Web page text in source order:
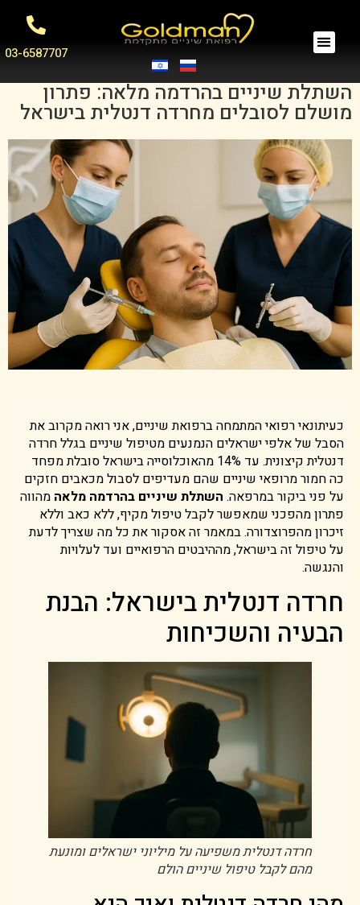
03-6587707
השתלת שיניים בהרדמה מלאה: פתרון
מושלם לסובלים מחרדה דנטלית בישראל
כעיתונאי רפואי המתמחה ברפואת שיניים, אני רואה מקרוב את
הסבל של אלפי ישראלים הנמנעים מטיפול שיניים בגלל חרדה
דנטלית קיצונית. עד 14% מהאוכלוסייה בישראל סובלת מפחד
כה חמור מרופאי שיניים שהם מעדיפים לסבול מכאבים חזקים
על פני ביקור במרפאה. השתלת שיניים בהרדמה מלאה מהווה
פתרון מהפכני שמאפשר לקבל טיפול מקיף, ללא כאב וללא
זיכרון מהפרוצדורה. במאמר זה אסקור את כל מה שצריך לדעת
על טיפול זה בישראל, מההיבטים הרפואיים ועד לעלויות
והנגשה.
חרדה דנטלית בישראל: הבנת
הבעיה והשכיחות
חרדה דנטלית משפיעה על מיליוני ישראלים ומונעת
מהם לקבל טיפול שיניים הולם